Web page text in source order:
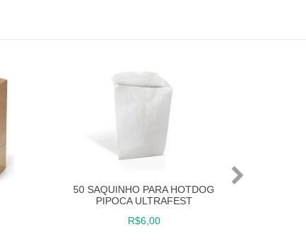
50 SAQUINHO PARA HOTDOG
PIPOCA ULTRAFEST
R$6,00